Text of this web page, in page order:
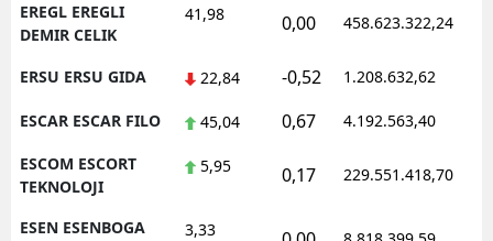
EREGL EREGLI
DEMIR CELIK
41,98 0,00 458.623.322,24
ERSU ERSU GIDA 22,84 -0,52 1.208.632,62
ESCAR ESCAR FILO 45,04 0,67 4.192.563,40
ESCOM ESCORT
TEKNOLOJI
5,95 0,17 229.551.418,70
ESEN ESENBOGA
3,33